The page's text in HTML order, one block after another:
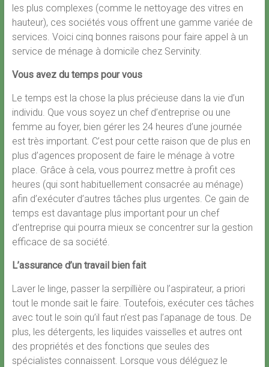
les plus complexes (comme le nettoyage des vitres en
hauteur), ces sociétés vous offrent une gamme variée de
services. Voici cinq bonnes raisons pour faire appel à un
service de ménage à domicile chez Servinity.
Vous avez du temps pour vous
Le temps est la chose la plus précieuse dans la vie d’un
individu. Que vous soyez un chef d’entreprise ou une
femme au foyer, bien gérer les 24 heures d’une journée
est très important. C’est pour cette raison que de plus en
plus d’agences proposent de faire le ménage à votre
place. Grâce à cela, vous pourrez mettre à profit ces
heures (qui sont habituellement consacrée au ménage)
afin d’exécuter d’autres tâches plus urgentes. Ce gain de
temps est davantage plus important pour un chef
d’entreprise qui pourra mieux se concentrer sur la gestion
efficace de sa société.
L’assurance d’un travail bien fait
Laver le linge, passer la serpillière ou l’aspirateur, a priori
tout le monde sait le faire. Toutefois, exécuter ces tâches
avec tout le soin qu’il faut n’est pas l’apanage de tous. De
plus, les détergents, les liquides vaisselles et autres ont
des propriétés et des fonctions que seules des
spécialistes connaissent. Lorsque vous déléguez le